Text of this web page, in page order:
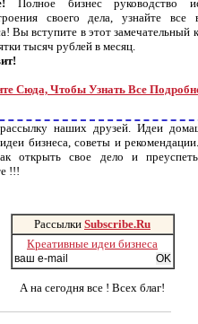
Полное бизнес руководство
своего дела, узнайте все
Вы вступите в этот замечательный
тысяч рублей в месяц.
Сюда, Чтобы Узнать Все
наших друзей. Идеи
бизнеса, советы и
открыть свое дело и
!!!
Рассылки Subscribe.Ru
Креативные идеи бизнеса
А на сегодня все ! Всех благ!